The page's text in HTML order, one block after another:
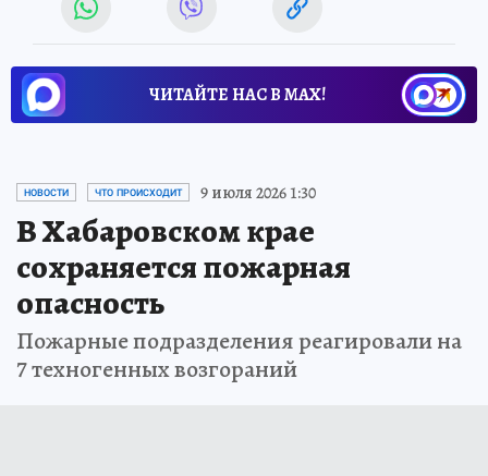
ЧИТАЙТЕ НАС В МАХ!
НОВОСТИ ЧТО ПРОИСХОДИТ 9 июля 2026 1:30
В Хабаровском крае
сохраняется пожарная
опасность
Пожарные подразделения реагировали на
7 техногенных возгораний